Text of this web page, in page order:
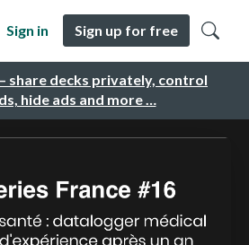
share decks privately, control
hide ads and more …
Sign in Sign up for free